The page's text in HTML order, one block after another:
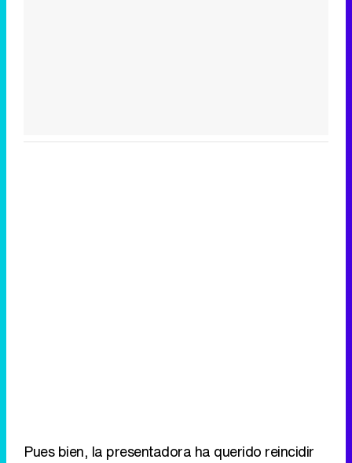
Pues bien, la presentadora ha querido reincidir